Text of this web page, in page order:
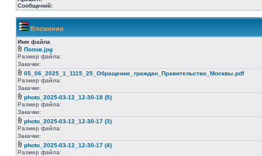
Сообщений:
Вложения
Имя файла
Попов.jpg
Размер файла:
Закачки:
05_06_2025_1_1115_25_Обращение_граждан_Правительство_Москвы.pdf
Размер файла:
Закачки:
photo_2025-03-12_12-30-18 (5)
Размер файла:
Закачки:
photo_2025-03-12_12-30-17 (3)
Размер файла:
Закачки:
photo_2025-03-12_12-30-17 (4)
Размер файла: